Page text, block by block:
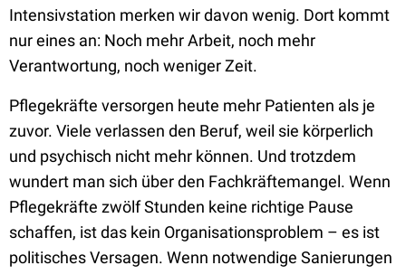
Intensivstation merken wir davon wenig. Dort kommt
nur eines an: Noch mehr Arbeit, noch mehr
Verantwortung, noch weniger Zeit.
Pflegekräfte versorgen heute mehr Patienten als je
zuvor. Viele verlassen den Beruf, weil sie körperlich
und psychisch nicht mehr können. Und trotzdem
wundert man sich über den Fachkräftemangel. Wenn
Pflegekräfte zwölf Stunden keine richtige Pause
schaffen, ist das kein Organisationsproblem – es ist
politisches Versagen. Wenn notwendige Sanierungen